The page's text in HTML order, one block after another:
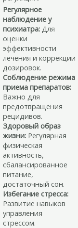
Регулярное
наблюдение у
психиатра: Для
оценки
эффективности
лечения и коррекции
дозировок.
Соблюдение режима
приема препаратов:
Важно для
предотвращения
рецидивов.
Здоровый образ
жизни: Регулярная
физическая
активность,
сбалансированное
питание,
достаточный сон.
Избегание стресса:
Развитие навыков
управления
стрессом.